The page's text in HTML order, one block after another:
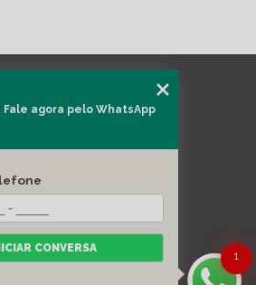
SERVIÇOS
CATEGORIAS
FALE CONOSCO
MAPA DO SITE
1
Fale agora pelo WhatsApp
CONVERSA